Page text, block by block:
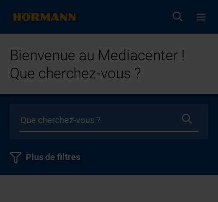
Bienvenue au Mediacenter !
Que cherchez-vous ?
Plus de filtres